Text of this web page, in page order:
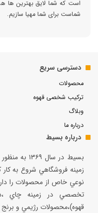
است که شما لایق بهترین ها
شماست برای شما مهیا سازیم.
دسترسی سریع
محصولات
ترکیب شخصی قهوه
وبلاگ
درباره ما
درباره بسیط
بسيط در
زمينه فروشگاهي شروع به
نوعي خاص از محصولات را
تخصصي در زمينه چاي
قهوه)،محصولات رژيمي و